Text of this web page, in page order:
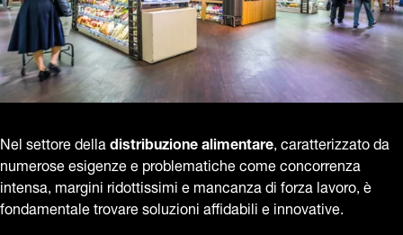
Nel settore delladistribuzione alimentare, caratterizzato da
numerose esigenze e problematiche come concorrenza
intensa, margini ridottissimi e mancanza di forza lavoro, è
fondamentale trovare soluzioni affidabili e innovative.